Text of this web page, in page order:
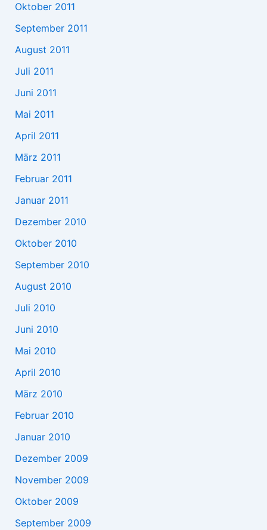
Oktober 2011
September 2011
August 2011
Juli 2011
Juni 2011
Mai 2011
April 2011
März 2011
Februar 2011
Januar 2011
Dezember 2010
Oktober 2010
September 2010
August 2010
Juli 2010
Juni 2010
Mai 2010
April 2010
März 2010
Februar 2010
Januar 2010
Dezember 2009
November 2009
Oktober 2009
September 2009